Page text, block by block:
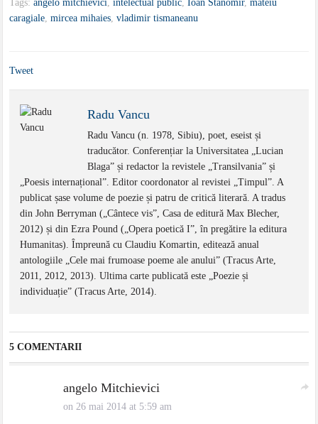
Tags:angelo mitchievici,intelectual public,Ioan Stanomir,mateiu
caragiale,mircea mihaies,vladimir tismaneanu
Tweet
Radu Vancu
Radu Vancu (n. 1978, Sibiu), poet, eseist și
traducător. Conferențiar la Universitatea „Lucian
Blaga” și redactor la revistele „Transilvania” și
„Poesis internațional”. Editor coordonator al revistei „Timpul”. A
publicat șase volume de poezie și patru de critică literară. A tradus
din John Berryman („Cântece vis”, Casa de editură Max Blecher,
2012) și din Ezra Pound („Opera poetică I”, în pregătire la editura
Humanitas). Împreună cu Claudiu Komartin, editează anual
antologiile „Cele mai frumoase poeme ale anului” (Tracus Arte,
2011, 2012, 2013). Ultima carte publicată este „Poezie și
individuație” (Tracus Arte, 2014).
5 COMENTARII
angelo Mitchievici
on 26 mai 2014 at 5:59 am